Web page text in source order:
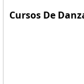
Cursos De